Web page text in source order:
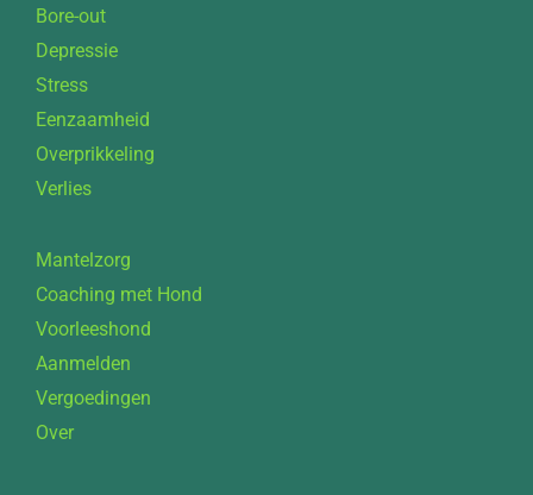
Bore-out
Depressie
Stress
Eenzaamheid
Overprikkeling
Verlies
Mantelzorg
Coaching met Hond
Voorleeshond
Aanmelden
Vergoedingen
Over